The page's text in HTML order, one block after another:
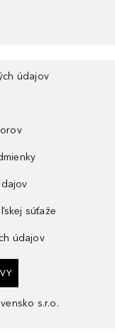
údajov
súťaže
údajov
s.r.o.